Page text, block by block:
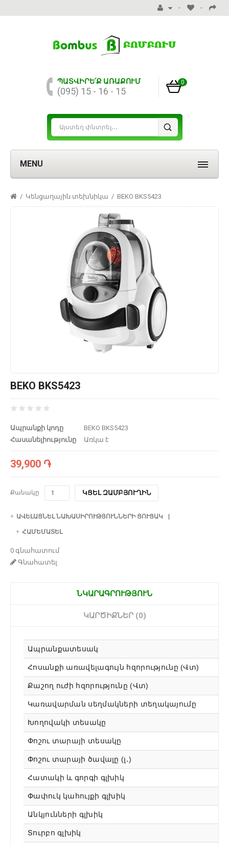
0
ՊԱՏՎԻՐԵ՛Ք ԱՌԱՔՈՒՄ
(095) 15 - 16 - 15
MENU
Կենցաղային տեխնիկա BEKO BKS5423
BEKO BKS5423
Ապրանքի կոդը
BEKO BKS5423
Հասանելիությունը
Առկա է
39,900 ֏
Քանակը ԿՑԵԼ ԶԱՄԲՅՈՒՂԻՆ
ԱՎԵԼԱՑՆԵԼ ՆԱԽԱՍԻՐՈՒԹՅՈՒՆՆԵՐԻ ՑՈՒՑԱԿ
ՀԱՄԵՄԱՏԵԼ
0 գնահատում
Գնահատել
ՆԿԱՐԱԳՐՈՒԹՅՈՒՆ
ԿԱՐԾԻՔՆԵՐ (0)
Ապրանքատեսակ
Հոսանքի առավելագույն հզորությունը (Վտ)
Քաշող ուժի հզորությունը (Վտ)
Կառավարման սեղմակների տեղակայումը
Խողովակի տեսակը
Փոշու տարայի տեսակը
Փոշու տարայի ծավալը (լ․)
Հատակի և գորգի գլխիկ
Փափուկ կահույքի գլխիկ
Անկյունների գլխիկ
Տուրբո գլխիկ